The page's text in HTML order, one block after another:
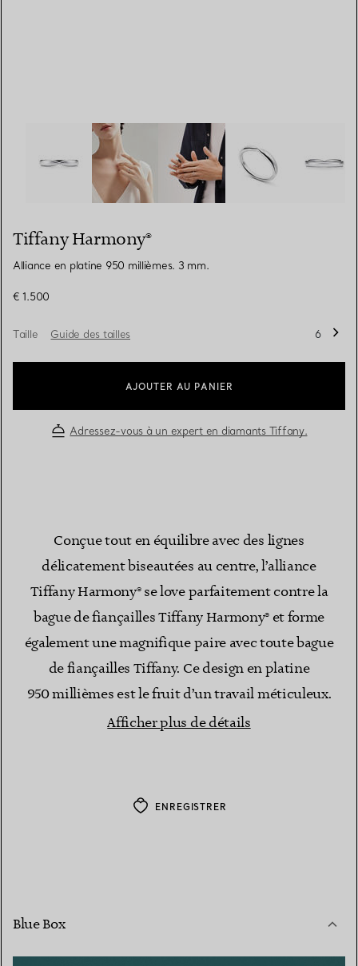
Tiffany Harmony®:Alliance en platine 950 millièmes. 3
Tiffany Harmony®
Alliance en platine 950 millièmes. 3 mm.
€ 1.500
Taille Guide des tailles 6
AJOUTER AU PANIER
Adressez-vous à un expert en diamants Tiffany.
Conçue tout en équilibre avec des lignes
délicatement biseautées au centre, l’alliance
Tiffany Harmony® se love parfaitement contre la
bague de fiançailles Tiffany Harmony® et forme
également une magnifique paire avec toute bague
de fiançailles Tiffany. Ce design en platine
950 millièmes est le fruit d’un travail méticuleux.
Afficher plus de détails
ENREGISTRER
Blue Box